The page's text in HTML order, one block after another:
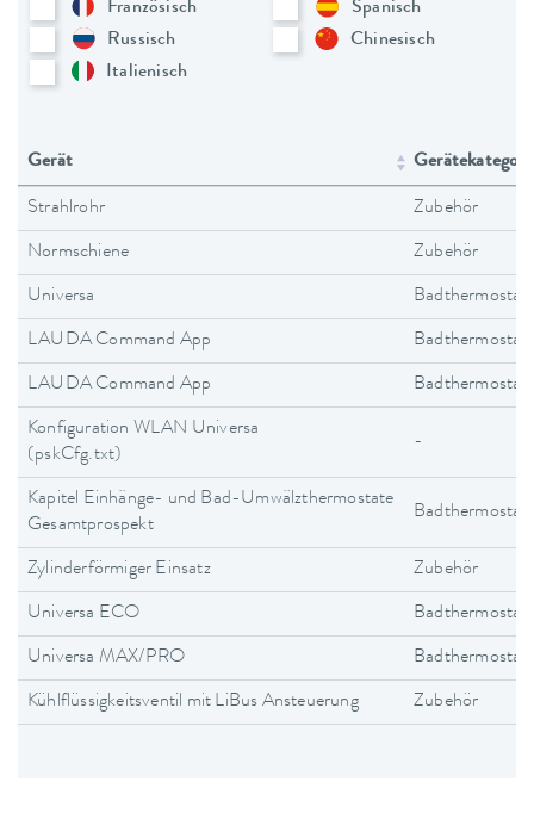
Französisch
Spanisch
Russisch
Chinesisch
Italienisch
Gerät
Strahlrohr Zubehör
Normschiene Zubehör
Universa
LAUDA Command App
LAUDA Command App
Konfiguration WLAN Universa
(pskCfg.txt)
-
Kapitel Einhänge- und Bad-Umwälzthermostate
Gesamtprospekt
Zylinderförmiger Einsatz Zubehör
Universa ECO
Universa MAX/PRO
Kühlflüssigkeitsventil mit LiBus Ansteuerung Zubehör